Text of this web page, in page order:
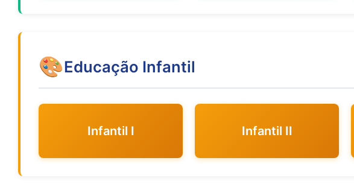
🎨Educação Infantil
Infantil I Infantil II